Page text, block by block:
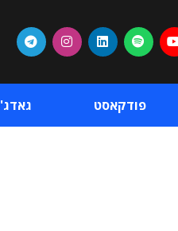
פודקאסט גאדג'Time